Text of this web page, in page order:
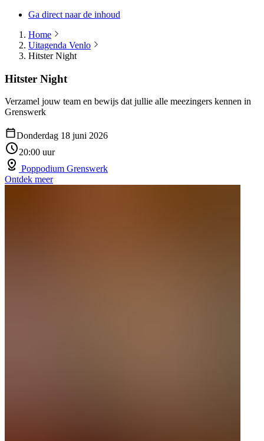
Ga direct naar de inhoud
Home
Uitagenda Venlo
Hitster Night
Hitster Night
Verzamel jouw team en bewijs dat jullie alle meezingers kennen in
Grenswerk
Donderdag 18 juni 2026
20:00 uur
Poppodium Grenswerk
Ontdek meer